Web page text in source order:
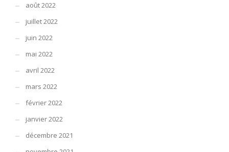
août 2022
juillet 2022
juin 2022
mai 2022
avril 2022
mars 2022
février 2022
janvier 2022
décembre 2021